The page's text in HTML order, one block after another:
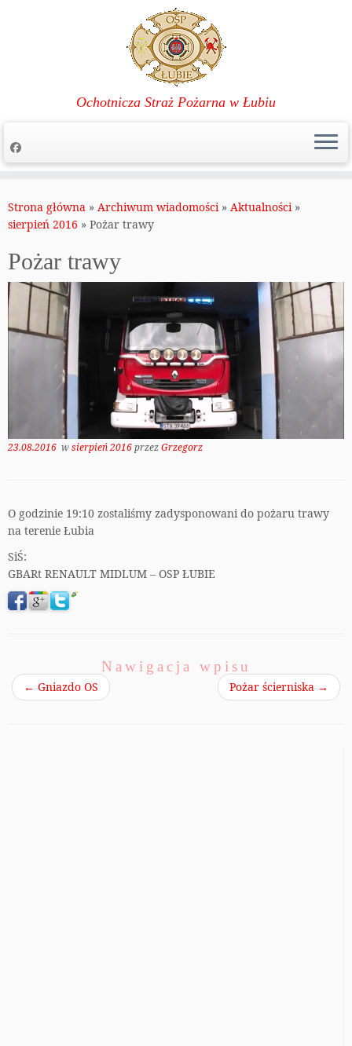
do
treści
Ochotnicza Straż Pożarna w Łubiu
Strona główna » Archiwum wiadomości » Aktualności »
sierpień 2016 » Pożar trawy
Pożar trawy
23.08.2016 wsierpień 2016przezGrzegorz
O godzinie 19:10 zostaliśmy zadysponowani do pożaru trawy
na terenie Łubia
SiŚ:
GBARt RENAULT MIDLUM – OSP ŁUBIE
Nawigacja wpisu
← Gniazdo OS Pożar ścierniska →